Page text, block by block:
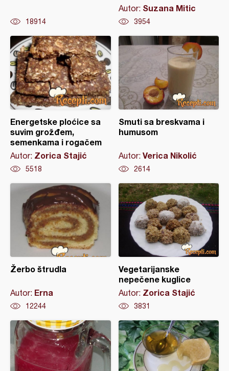
18914
Autor: Suzana Mitic
3954
Energetske ploćice sa
suvim grožđem,
semenkama i rogačem
Autor: Zorica Stajić
5518
Smuti sa breskvama i
humusom
Autor: Verica Nikolić
2614
Žerbo štrudla
Autor: Erna
12244
Vegetarijanske
nepečene kuglice
Autor: Zorica Stajić
3831